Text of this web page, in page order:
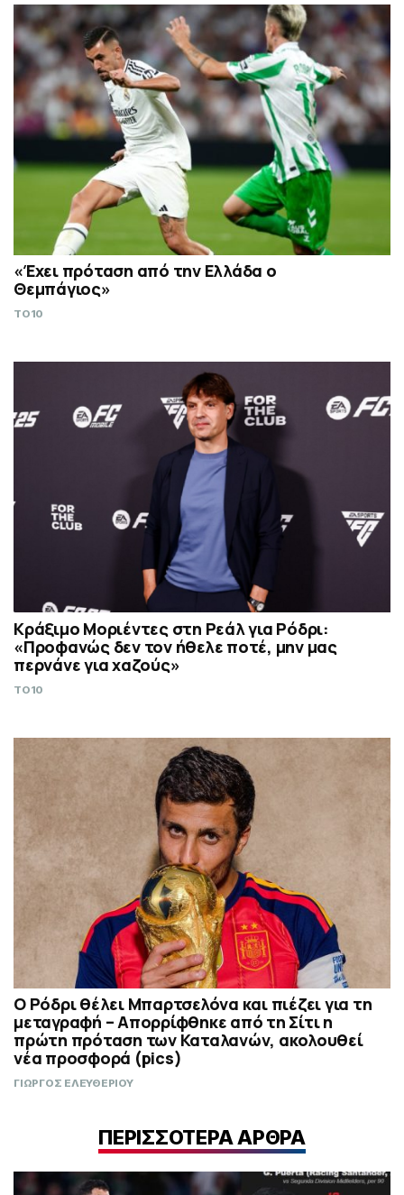
«Έχει πρόταση από την Ελλάδα ο
Θεμπάγιος»
TO10
Κράξιμο Μοριέντες στη Ρεάλ για Ρόδρι:
«Προφανώς δεν τον ήθελε ποτέ, μην μας
περνάνε για χαζούς»
TO10
Ο Ρόδρι θέλει Μπαρτσελόνα και πιέζει για τη
μεταγραφή – Απορρίφθηκε από τη Σίτι η
πρώτη πρόταση των Καταλανών, ακολουθεί
νέα προσφορά (pics)
ΓΙΩΡΓΟΣ ΕΛΕΥΘΕΡΙΟΥ
ΠΕΡΙΣΣΟΤΕΡΑ ΑΡΘΡΑ